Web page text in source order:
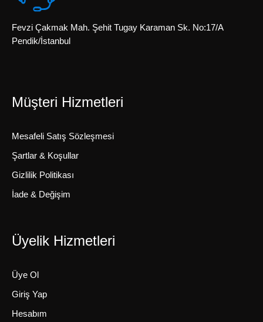
Fevzi Çakmak Mah. Şehit Tugay Karaman Sk. No:17/A
Pendik/İstanbul
Müşteri Hizmetleri
Mesafeli Satış Sözleşmesi
Şartlar & Koşullar
Gizlilik Politikası
İade & Değişim
Üyelik Hizmetleri
Üye Ol
Giriş Yap
Hesabım